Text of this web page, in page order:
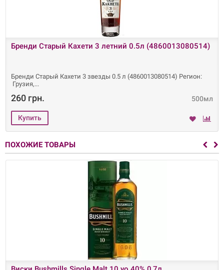
Бренди Старый Кахети 3 летний 0.5л (4860013080514)
Бренди Старый Кахети 3 звезды 0.5 л (4860013080514) Регион:
Грузия,
500мл
260 грн.
ПОХОЖИЕ ТОВАРЫ